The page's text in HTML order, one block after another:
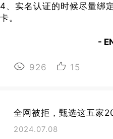
4、实名认证的时候尽量绑
卡。
-
926 15
全网被拒，甄选这五家
2024.07.08